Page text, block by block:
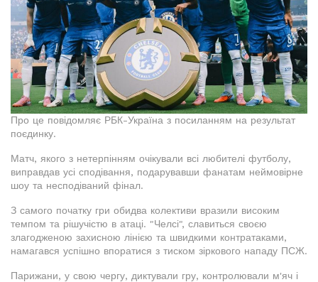
Про це повідомляє РБК-Україна з посиланням на результат
поєдинку.
Матч, якого з нетерпінням очікували всі любителі футболу,
виправдав усі сподівання, подарувавши фанатам неймовірне
шоу та несподіваний фінал.
З самого початку гри обидва колективи вразили високим
темпом та рішучістю в атаці. "Челсі", славиться своєю
злагодженою захисною лінією та швидкими контратаками,
намагався успішно впоратися з тиском зіркового нападу ПСЖ.
Парижани, у свою чергу, диктували гру, контролювали м'яч і